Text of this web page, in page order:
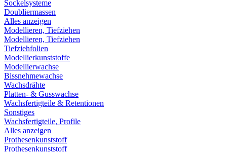
Sockelsysteme
Doubliermassen
Alles anzeigen
Modellieren, Tiefziehen
Modellieren, Tiefziehen
Tiefziehfolien
Modellierkunststoffe
Modellierwachse
Bissnehmewachse
Wachsdrähte
Platten- & Gusswachse
Wachsfertigteile & Retentionen
Sonstiges
Wachsfertigteile, Profile
Alles anzeigen
Prothesenkunststoff
Prothesenkunststoff